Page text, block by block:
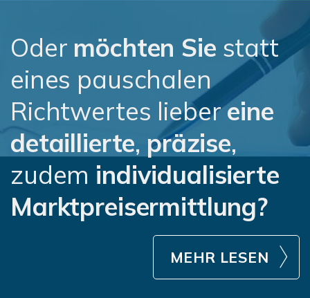
Oder möchten Sie statt
eines pauschalen
Richtwertes liebereine
detaillierte, präzise,
zudem individualisierte
Marktpreisermittlung?
MEHR LESEN